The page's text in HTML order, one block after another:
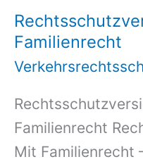
Familienrecht
Familienrecht
Mit Familienrecht